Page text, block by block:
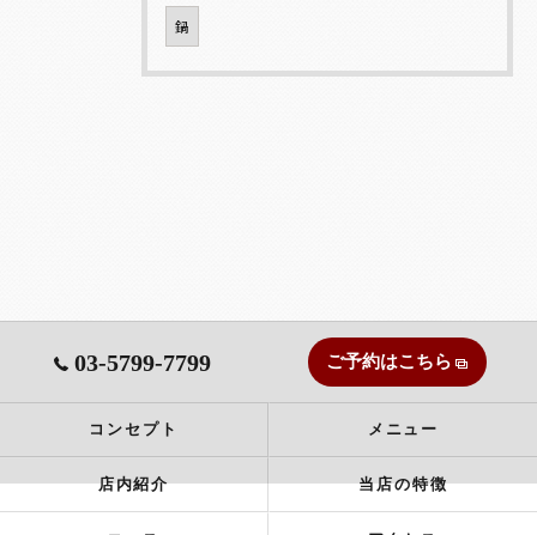
鍋
03-5799-7799 ご予約はこちら
コンセプト メニュー
店内紹介 当店の特徴